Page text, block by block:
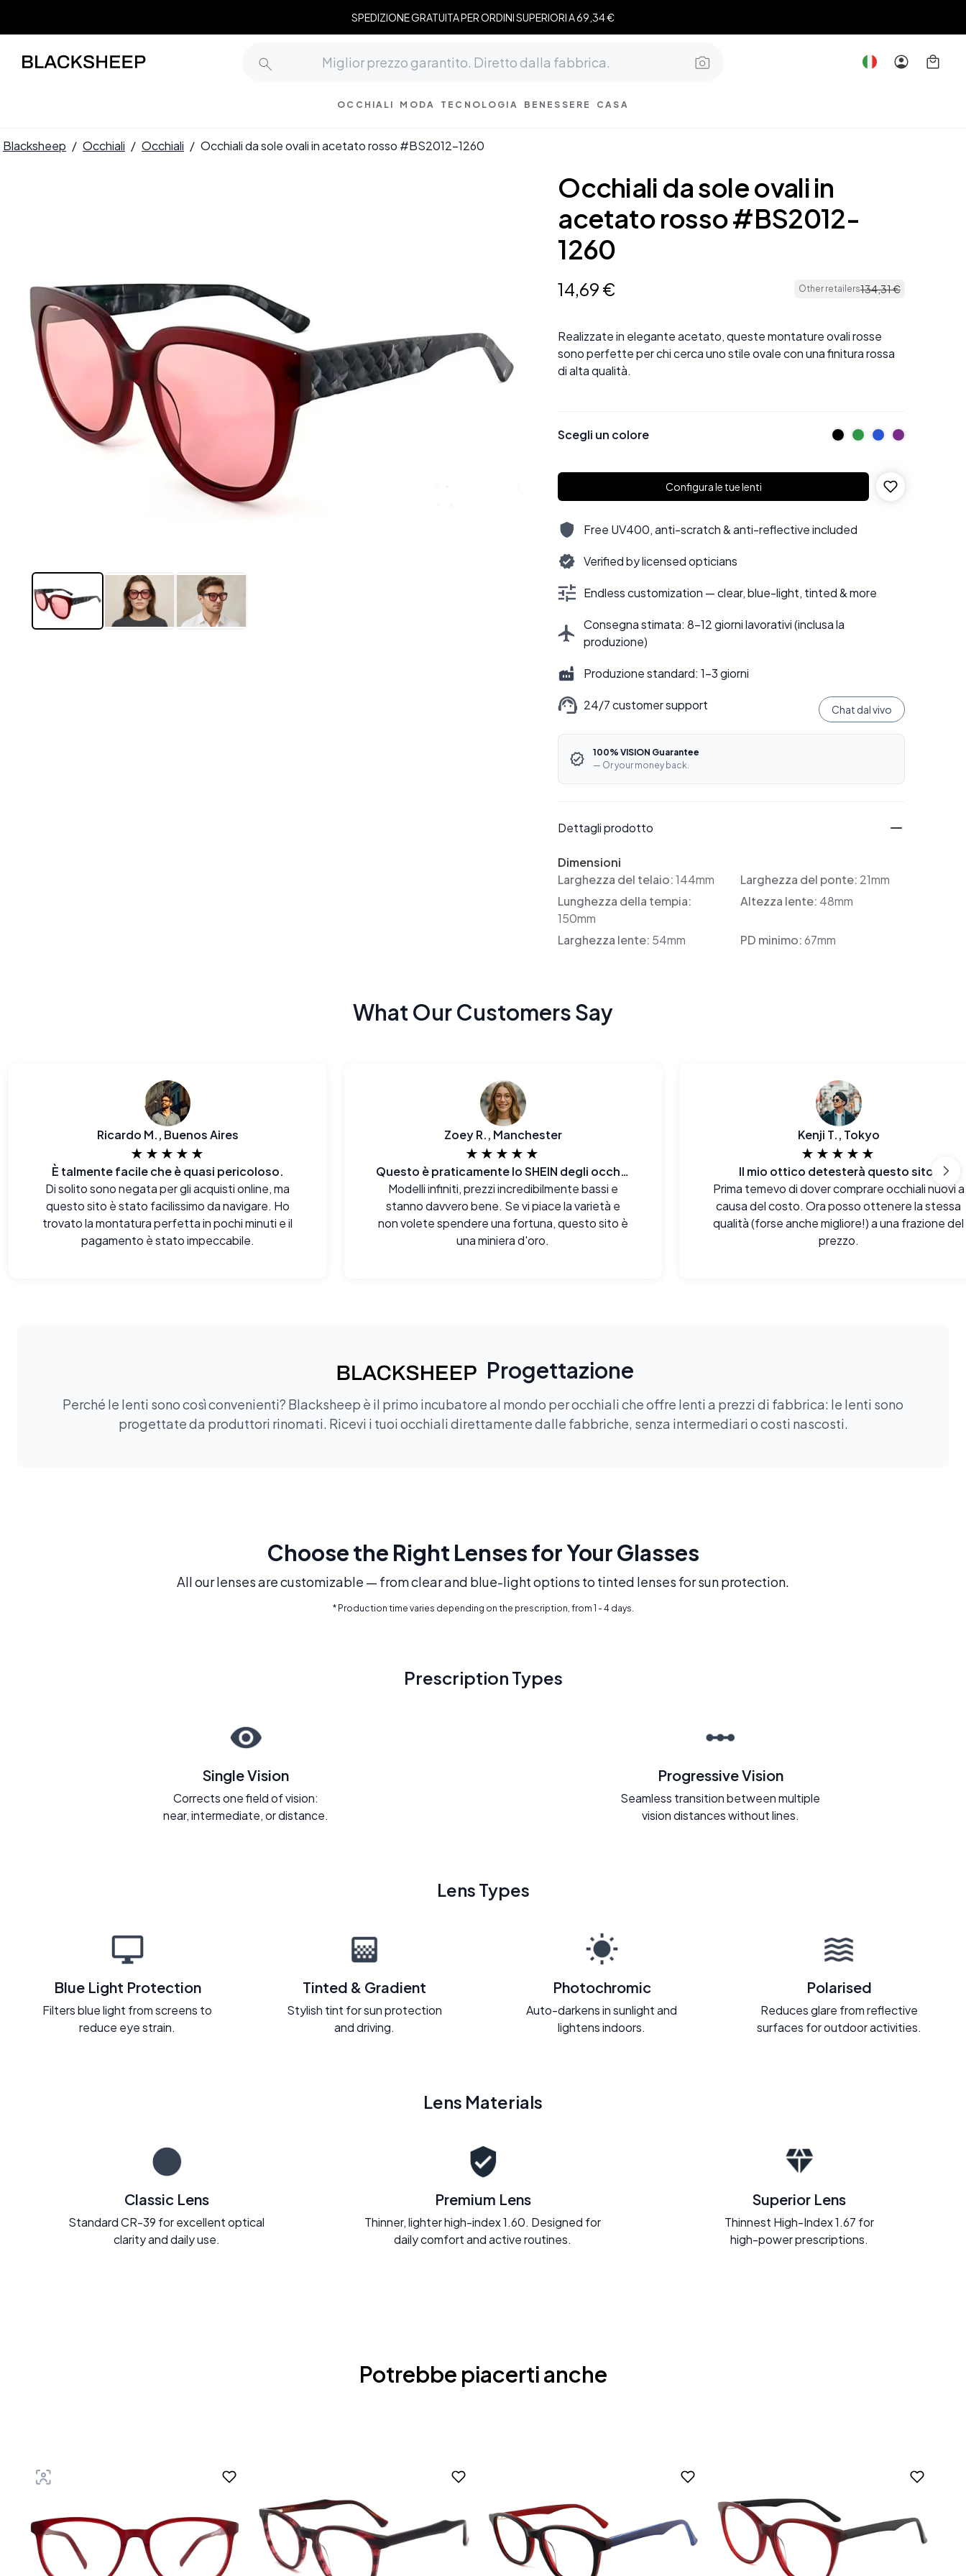
SPEDIZIONE GRATUITA PER ORDINI SUPERIORI A 69,34 €
OCCHIALI MODA TECNOLOGIA BENESSERE CASA
Blacksheep / Occhiali / Occhiali / Occhiali da sole ovali in acetato rosso #BS2012-1260
Occhiali da sole ovali in
acetato rosso #BS2012-
1260
14,69 € Other retailers134,31€
Realizzate in elegante acetato, queste montature ovali rosse
sono perfette per chi cerca uno stile ovale con una finitura rossa
di alta qualità.
Scegli un colore
Configura le tue lenti
Free UV400, anti-scratch & anti-reflective included
Verified by licensed opticians
Endless customization — clear, blue-light, tinted & more
Consegna stimata: 8–12 giorni lavorativi (inclusa la
produzione)
Produzione standard: 1–3 giorni
24/7 customer support Chat dal vivo
100% VISION Guarantee
— Or your money back.
Dettagli prodotto
Dimensioni
Larghezza del telaio:144mm Larghezza del ponte: 21mm
Lunghezza della tempia:
150mm
Altezza lente: 48mm
Larghezza lente: 54mm PD minimo:67mm
What Our Customers Say
Ricardo M., Buenos Aires
★★★★★
È talmente facile che è quasi pericoloso.
Di solito sono negata per gli acquisti online, ma
questo sito è stato facilissimo da navigare. Ho
trovato la montatura perfetta in pochi minuti e il
pagamento è stato impeccabile.
Zoey R., Manchester
★★★★★
Questo è praticamente lo SHEIN degli occhiali
Modelli infiniti, prezzi incredibilmente bassi e
stanno davvero bene. Se vi piace la varietà e
non volete spendere una fortuna, questo sito è
una miniera d'oro.
Kenji T., Tokyo
★★★★★
Il mio ottico detesterà questo sito.
Prima temevo di dover comprare occhiali nuovi a
causa del costo. Ora posso ottenere la stessa
qualità (forse anche migliore!) a una frazione del
prezzo.
Progettazione
Perché le lenti sono così convenienti? Blacksheep è il primo incubatore al mondo per occhiali che offre lenti a prezzi di fabbrica: le lenti sono
progettate da produttori rinomati. Ricevi i tuoi occhiali direttamente dalle fabbriche, senza intermediari o costi nascosti.
Choose the Right Lenses for Your Glasses
All our lenses are customizable — from clear and blue-light options to tinted lenses for sun protection.
* Production time varies depending on the prescription, from 1 - 4 days.
Prescription Types
Single Vision
Corrects one field of vision:
near, intermediate, or distance.
Progressive Vision
Seamless transition between multiple
vision distances without lines.
Lens Types
Blue Light Protection
Filters blue light from screens to
reduce eye strain.
Tinted & Gradient
Stylish tint for sun protection
and driving.
Photochromic
Auto-darkens in sunlight and
lightens indoors.
Polarised
Reduces glare from reflective
surfaces for outdoor activities.
Lens Materials
Classic Lens
Standard CR-39 for excellent optical
clarity and daily use.
Premium Lens
Thinner, lighter high-index 1.60. Designed for
daily comfort and active routines.
Superior Lens
Thinnest High-Index 1.67 for
high-power prescriptions.
Potrebbe piacerti anche